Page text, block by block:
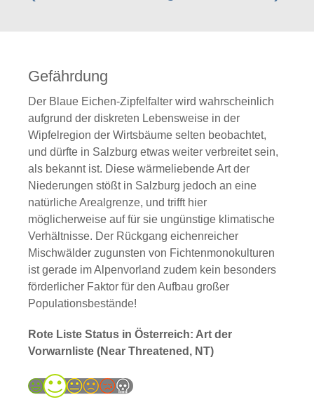
Gefährdung
Der Blaue Eichen-Zipfelfalter wird wahrscheinlich
aufgrund der diskreten Lebensweise in der
Wipfelregion der Wirtsbäume selten beobachtet,
und dürfte in Salzburg etwas weiter verbreitet sein,
als bekannt ist. Diese wärmeliebende Art der
Niederungen stößt in Salzburg jedoch an eine
natürliche Arealgrenze, und trifft hier
möglicherweise auf für sie ungünstige klimatische
Verhältnisse. Der Rückgang eichenreicher
Mischwälder zugunsten von Fichtenmonokulturen
ist gerade im Alpenvorland zudem kein besonders
förderlicher Faktor für den Aufbau großer
Populationsbestände!
Rote Liste Status in Österreich: Art der
Vorwarnliste (Near Threatened, NT)